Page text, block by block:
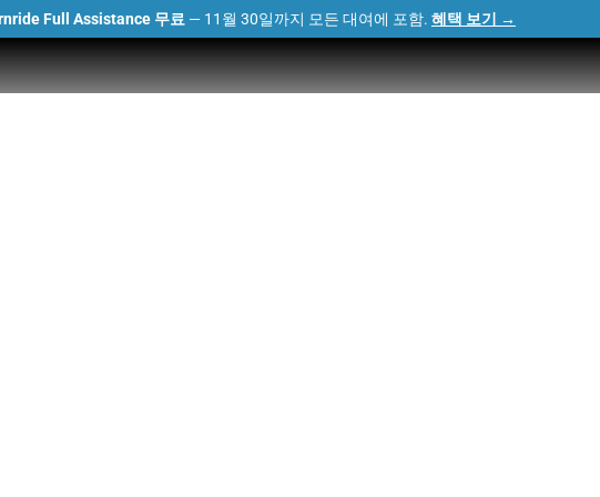
Full Assistance 무료 — 11월 30일까지 모든 대여에 포함. 혜택 보기 →